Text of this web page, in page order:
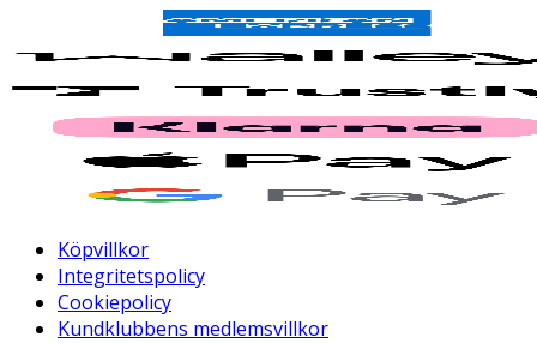
Köpvillkor
Integritetspolicy
Cookiepolicy
Kundklubbens medlemsvillkor